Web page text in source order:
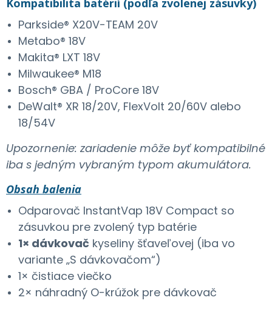
Parkside® X20V-TEAM 20V
Metabo® 18V
Makita® LXT 18V
Milwaukee® M18
Bosch® GBA / ProCore 18V
DeWalt® XR 18/20V, FlexVolt 20/60V alebo
18/54V
Upozornenie: zariadenie môže byť kompatibilné
iba s jedným vybraným typom akumulátora.
Obsah balenia
Odparovač InstantVap 18V Compact so
zásuvkou pre zvolený typ batérie
1× dávkovač kyseliny šťaveľovej (iba vo
variante „S dávkovačom“)
1× čistiace viečko
2× náhradný O-krúžok pre dávkovač